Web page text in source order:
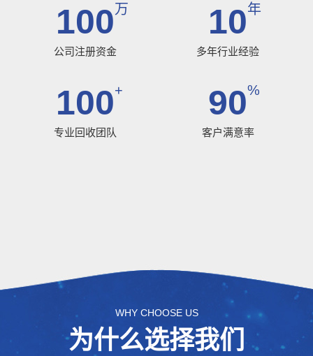
100万
公司注册资金
10年
多年行业经验
100+
专业回收团队
90%
客户满意率
WHY CHOOSE US
为什么选择我们